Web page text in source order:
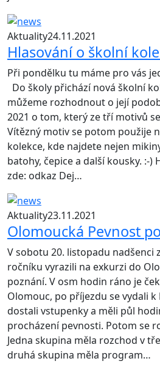
Aktuality24.11.2021
Hlasování o školní
Při pondělku tu máme pro vás
Do školy přichází nová školní
můžeme rozhodnout o její
2021 o tom, který ze tří motivů
Vítězný motiv se potom použije
kolekce, kde najdete nejen
batohy, čepice a další kousky. :-)
zde: odkaz Dej…
Aktuality23.11.2021
Olomoucká Pevnost
V sobotu 20. listopadu nadšenci
ročníku vyrazili na exkurzi do
poznání. V osm hodin ráno je
Olomouc, po příjezdu se vydali k
dostali vstupenky a měli půl
procházení pevnosti. Potom se
Jedna skupina měla rozchod v
druhá skupina měla program…